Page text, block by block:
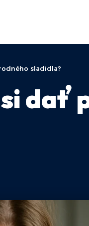
sladidla?
dať